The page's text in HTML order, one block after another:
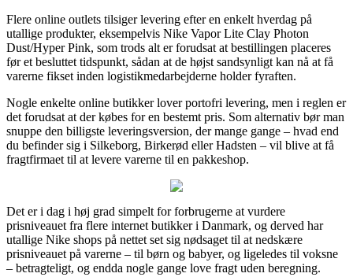
Flere online outlets tilsiger levering efter en enkelt hverdag på
utallige produkter, eksempelvis Nike Vapor Lite Clay Photon
Dust/Hyper Pink, som trods alt er forudsat at bestillingen placeres
før et besluttet tidspunkt, sådan at de højst sandsynligt kan nå at få
varerne fikset inden logistikmedarbejderne holder fyraften.
Nogle enkelte online butikker lover portofri levering, men i reglen er
det forudsat at der købes for en bestemt pris. Som alternativ bør man
snuppe den billigste leveringsversion, der mange gange – hvad end
du befinder sig i Silkeborg, Birkerød eller Hadsten – vil blive at få
fragtfirmaet til at levere varerne til en pakkeshop.
Det er i dag i høj grad simpelt for forbrugerne at vurdere
prisniveauet fra flere internet butikker i Danmark, og derved har
utallige Nike shops på nettet set sig nødsaget til at nedskære
prisniveauet på varerne – til børn og babyer, og ligeledes til voksne
– betragteligt, og endda nogle gange love fragt uden beregning.